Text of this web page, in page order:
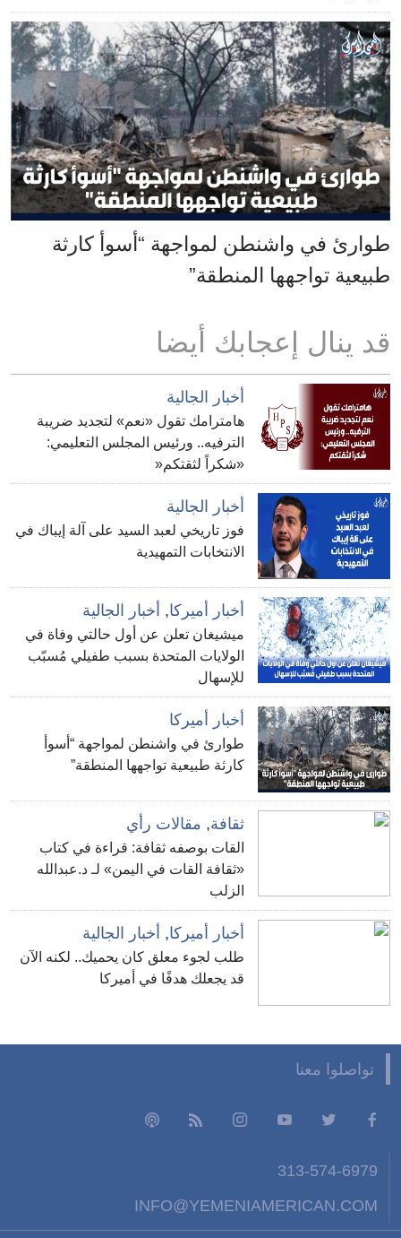
طوارئ في واشنطن لمواجهة “أسوأ كارثة
طبيعية تواجهها المنطقة”
قد ينال إعجابك أيضا
أخبار الجالية
هامترامك تقول «نعم» لتجديد ضريبة
الترفيه.. ورئيس المجلس التعليمي:
«شكراً لثقتكم«
أخبار الجالية
فوز تاريخي لعبد السيد على آلة إيباك في
الانتخابات التمهيدية
أخبار أميركا, أخبار الجالية
ميشيغان تعلن عن أول حالتي وفاة في
الولايات المتحدة بسبب طفيلي مُسبّب
للإسهال
أخبار أميركا
طوارئ في واشنطن لمواجهة “أسوأ
كارثة طبيعية تواجهها المنطقة”
ثقافة, مقالات رأي
القات بوصفه ثقافة: قراءة في كتاب
«ثقافة القات في اليمن» لـ د.عبدالله
الزلب
أخبار أميركا, أخبار الجالية
طلب لجوء معلق كان يحميك.. لكنه الآن
قد يجعلك هدفًا في أميركا
تواصلوا معنا
313-574-6979
INFO@YEMENIAMERICAN.COM